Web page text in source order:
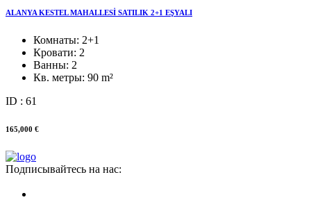
ALANYA KESTEL MAHALLESİ SATILIK 2+1 EŞYALI
Комнаты: 2+1
Кровати: 2
Ванны: 2
Кв. метры: 90 m²
ID : 61
165,000 €
Подписывайтесь на нас: